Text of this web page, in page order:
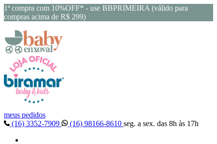
1ª compra com 10%OFF* - use BBPRIMEIRA (válido para
compras acima de R$ 299)
meus pedidos
(16) 3352-7909
(16) 98166-8610 seg. a sex. das 8h às 17h